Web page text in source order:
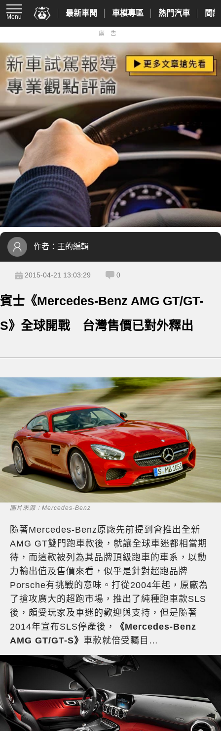
Menu 最新車聞 車模專區 熱門汽車 間
廣告
作者： 王的編輯
2015-04-21 13:03:29 0
賓士《Mercedes-Benz AMG GT/GT-
S》全球開戰 台灣售價已對外釋出
圖片來源：Mercedes-Benz
隨著Mercedes-Benz原廠先前提到會推出全新
AMG GT雙門跑車款後，就讓全球車迷都相當期
待，而這款被列為其品牌頂級跑車的車系，以動
力輸出值及售價來看，似乎是針對超跑品牌
Porsche有挑戰的意味。打從2004年起，原廠為
了搶攻廣大的超跑市場，推出了純種跑車款SLS
後，頗受玩家及車迷的歡迎與支持，但是隨著
2014年宣布SLS停產後，
《Mercedes-Benz
AMG GT/GT-S》 車款就倍受矚目…